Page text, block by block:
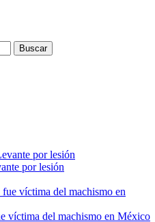
por lesión
víctima del machismo en México